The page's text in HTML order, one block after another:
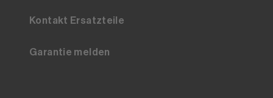
Kontakt Ersatzteile
Garantie melden